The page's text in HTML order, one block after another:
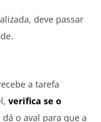
deve passar
a tarefa
verifica se o
dá o aval para que a